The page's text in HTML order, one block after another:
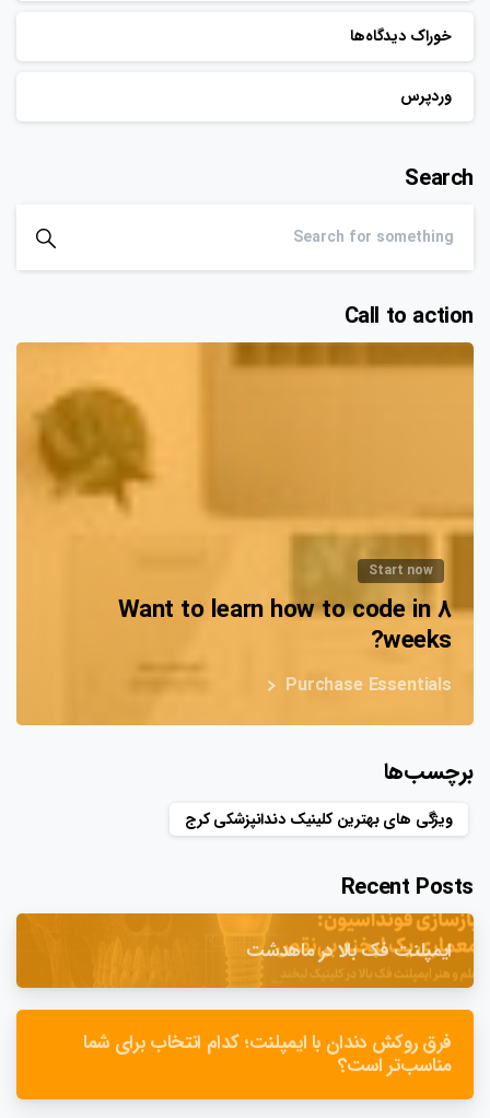
خوراک دیدگاه‌ها
وردپرس
Search
Call to action
Start now
Want to learn how to code in 8
weeks?
Purchase Essentials
برچسب‌ها
ویژگی های بهترین کلینیک دندانپزشکی کرج
Recent Posts
ایمپلنت فک بالا در ماهدشت
فرق روکش دندان با ایمپلنت؛ کدام انتخاب برای شما
مناسب‌تر است؟